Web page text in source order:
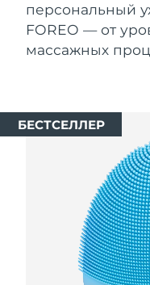
персональный
FOREO — от
массажных
БЕСТСЕЛЛЕР
Вьетнам